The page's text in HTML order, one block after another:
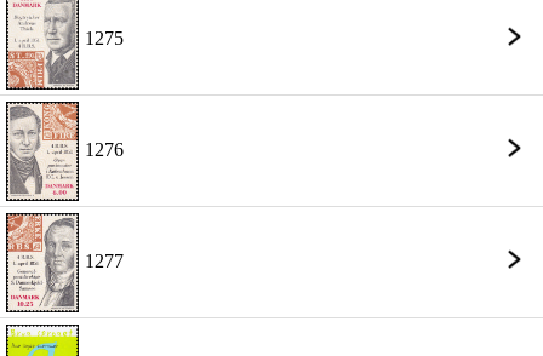
1275
1276
1277